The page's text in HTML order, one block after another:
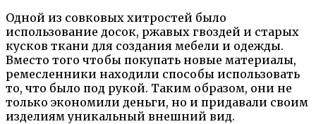
Одной из совковых хитростей было
использование досок, ржавых гвоздей и старых
кусков ткани для создания мебели и одежды.
Вместо того чтобы покупать новые материалы,
ремесленники находили способы использовать
то, что было под рукой. Таким образом, они не
только экономили деньги, но и придавали своим
изделиям уникальный внешний вид.